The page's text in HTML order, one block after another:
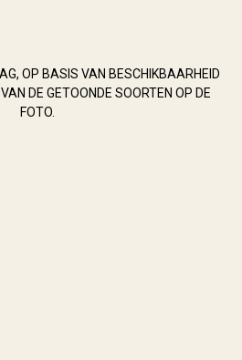
OP BASIS VAN BESCHIKBAARHEID
DE GETOONDE SOORTEN OP DE
FOTO.